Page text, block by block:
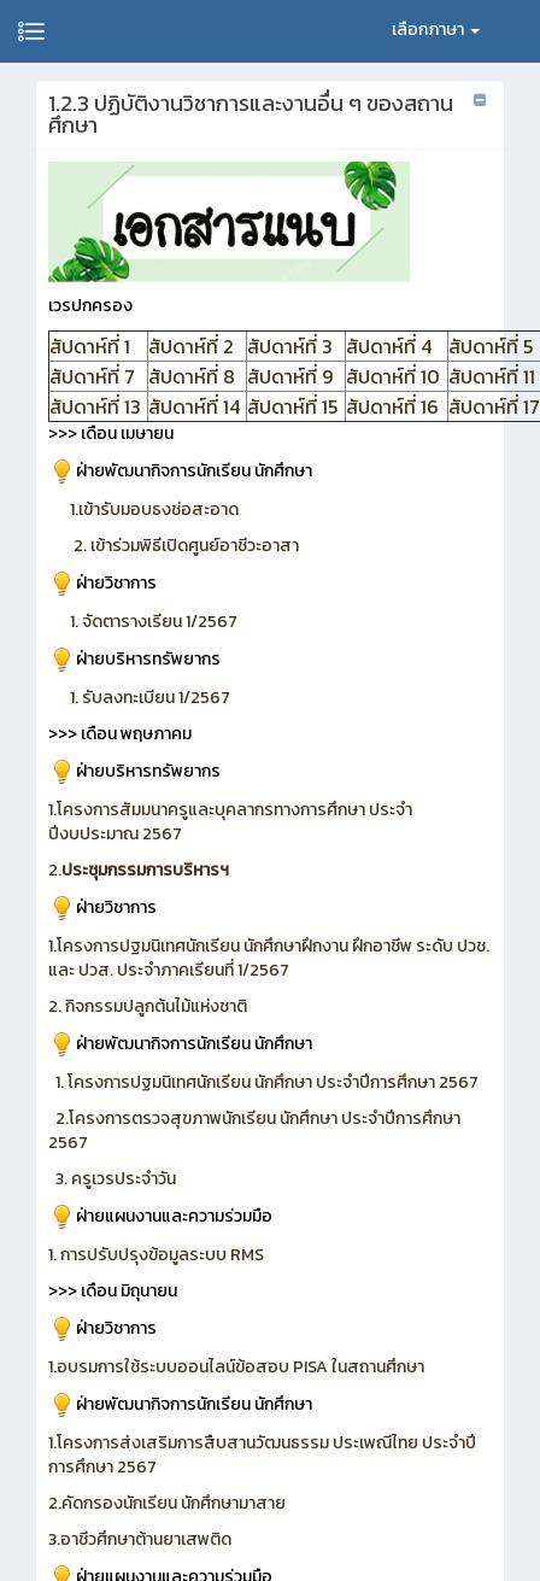
เลือกภาษา
1.2.3 ปฏิบัติงานวิชาการและงานอื่น ๆ ของสถาน
ศึกษา
เวรปกครอง
สัปดาห์ที่ 1 สัปดาห์ที่ 2 สัปดาห์ที่ 3 สัปดาห์ที่ 4
สัปดาห์ที่ 5
สัปดาห์ที่ 7 สัปดาห์ที่ 8 สัปดาห์ที่ 9 สัปดาห์ที่ 10 สัปดาห์ที่ 11
สัปดาห์ที่ 13 สัปดาห์ที่ 14 สัปดาห์ที่ 15 สัปดาห์ที่ 16 สัปดาห์ที่ 17
>>> เดือน เมษายน
ฝ่ายพัฒนากิจการนักเรียน นักศึกษา
1.เข้ารับมอบธงช่อสะอาด
2. เข้าร่วมพิธีเปิดศูนย์อาชีวะอาสา
ฝ่ายวิชาการ
1. จัดตารางเรียน 1/2567
ฝ่ายบริหารทรัพยากร
1. รับลงทะเบียน 1/2567
>>> เดือน พฤษภาคม
ฝ่ายบริหารทรัพยากร
1.โครงการสัมมนาครูและบุคลากรทางการศึกษา ประจำ
ปีงบประมาณ 2567
2.ประชุมกรรมการบริหารฯ
ฝ่ายวิชาการ
1.โครงการปฐมนิเทศนักเรียน นักศึกษาฝึกงาน ฝึกอาชีพ ระดับ ปวช.
และ ปวส. ประจำภาคเรียนที่ 1/2567
2. กิจกรรมปลูกต้นไม้แห่งชาติ
ฝ่ายพัฒนากิจการนักเรียน นักศึกษา
1. โครงการปฐมนิเทศนักเรียน นักศึกษา ประจำปีการศึกษา 2567
2.โครงการตรวจสุขภาพนักเรียน นักศึกษา ประจำปีการศึกษา
2567
3. ครูเวรประจำวัน
ฝ่ายแผนงานและความร่วมมือ
1. การปรับปรุงข้อมูลระบบ RMS
>>> เดือน มิถุนายน
ฝ่ายวิชาการ
1.อบรมการใช้ระบบออนไลน์ข้อสอบ PISA ในสถานศึกษา
ฝ่ายพัฒนากิจการนักเรียน นักศึกษา
1.โครงการส่งเสริมการสืบสานวัฒนธรรม ประเพณีไทย ประจำปี
การศึกษา 2567
2.คัดกรองนักเรียน นักศึกษามาสาย
3.อาชีวศึกษาต้านยาเสพติด